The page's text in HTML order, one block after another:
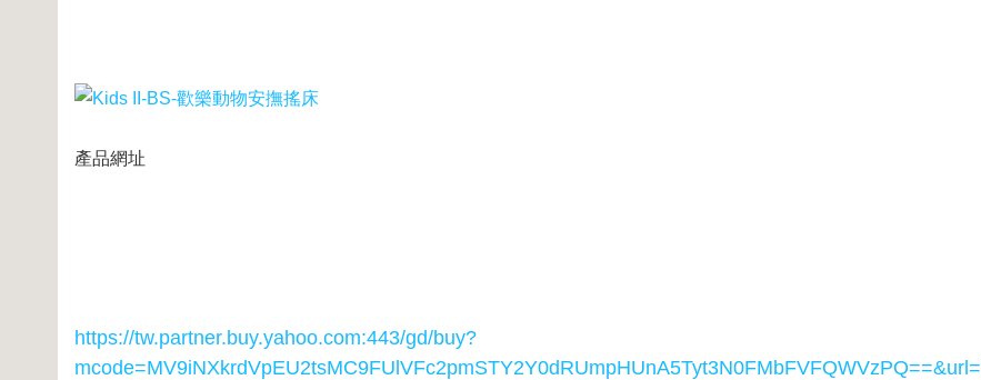
產品網址
https://tw.partner.buy.yahoo.com:443/gd/buy?
mcode=MV9iNXkrdVpEU2tsMC9FUlVFc2pmSTY2Y0dRUmpHUnA5Tyt3N0FMbFVFQWVzPQ==&url=